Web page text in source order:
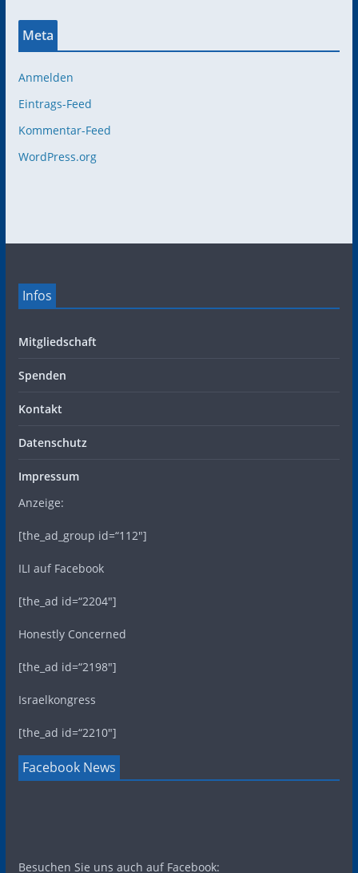
Meta
Anmelden
Eintrags-Feed
Kommentar-Feed
WordPress.org
Infos
Mitgliedschaft
Spenden
Kontakt
Datenschutz
Impressum
Anzeige:
[the_ad_group id=“112″]
ILI auf Facebook
[the_ad id=“2204″]
Honestly Concerned
[the_ad id=“2198″]
Israelkongress
[the_ad id=“2210″]
Facebook News
Besuchen Sie uns auch auf Facebook: